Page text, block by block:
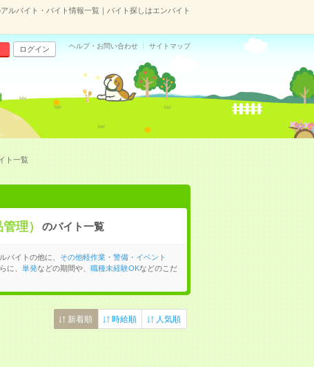
ルバイト・バイト情報一覧｜バイト探しはエンバイト
ログイン ヘルプ・お問い合わせ サイトマップ
ト一覧
理） のバイト一覧
バイトの他に、
その他軽作業・警備・イベント
に、 単発などの期間や、 職種未経験OKなどのこだ
新着順 時給順 人気順